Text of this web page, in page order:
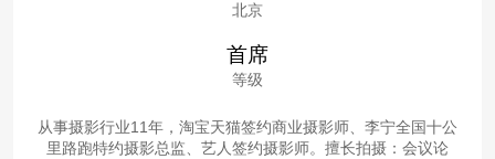
北京
首席
等级
从事摄影行业11年，淘宝天猫签约商业摄影师、李宁全国十公
里路跑特约摄影总监、艺人签约摄影师。擅长拍摄：会议论